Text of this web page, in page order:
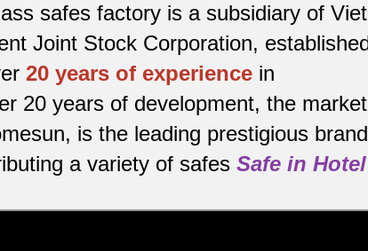
safes factory is a subsidiary of
Joint Stock Corporation,
20 years of experience in
20 years of development, the
is the leading prestigious
a variety of safes Safe in